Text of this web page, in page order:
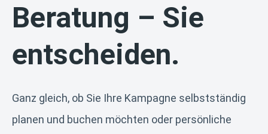
Beratung – Sie
entscheiden.
Ganz gleich, ob Sie Ihre Kampagne selbstständig
planen und buchen möchten oder persönliche